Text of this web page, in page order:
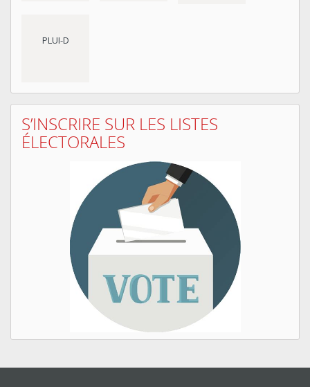
PLUI-D
S’INSCRIRE SUR LES LISTES
ÉLECTORALES